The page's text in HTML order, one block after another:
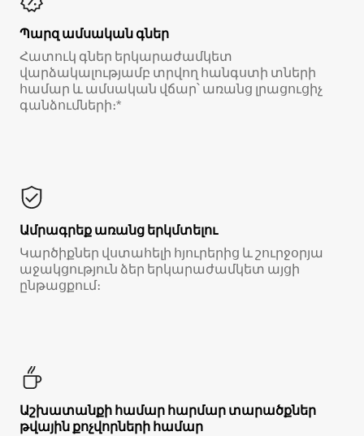
Պարզ ամսական գներ
Հատուկ գներ երկարաժամկետ
վարձակալությամբ տրվող հանգստի տների
համար և ամսական վճար՝ առանց լրացուցիչ
գանձումների։*
Ամրագրեք առանց երկմտելու
Կարծիքներ վստահելի հյուրերից և շուրջօրյա
աջակցություն ձեր երկարաժամկետ այցի
ընթացքում։
Աշխատանքի համար հարմար տարածքներ
թվային քոչվորների համար